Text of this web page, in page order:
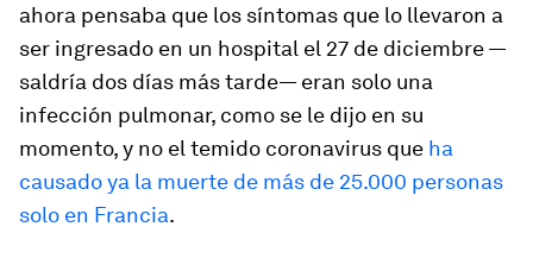
ahora pensaba que los síntomas que lo llevaron a
ser ingresado en un hospital el 27 de diciembre —
saldría dos días más tarde— eran solo una
infección pulmonar, como se le dijo en su
momento, y no el temido coronavirus que ha
causado ya la muerte de más de 25.000 personas
solo en Francia.